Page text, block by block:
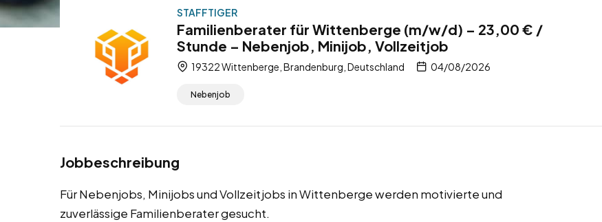
STAFFTIGER
Familienberater für Wittenberge (m/w/d) – 23,00 € /
Stunde – Nebenjob, Minijob, Vollzeitjob
19322 Wittenberge, Brandenburg, Deutschland 04/08/2026
Nebenjob
Jobbeschreibung
Für Nebenjobs, Minijobs und Vollzeitjobs in Wittenberge werden motivierte und
zuverlässige Familienberater gesucht.